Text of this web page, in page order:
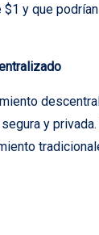
y que
y